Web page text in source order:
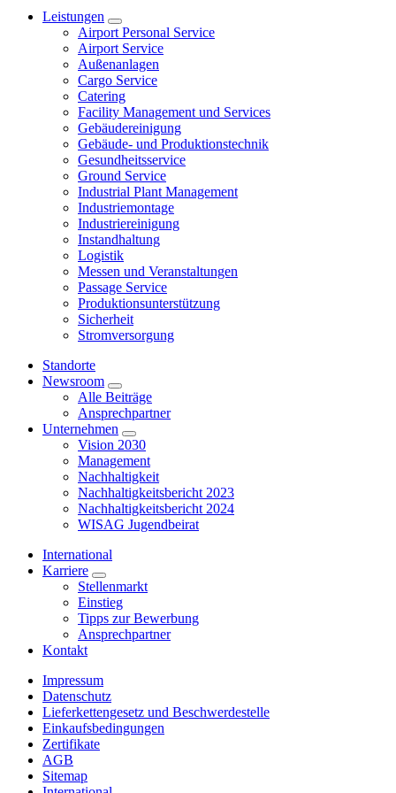
Leistungen
Airport Personal Service
Airport Service
Außenanlagen
Cargo Service
Catering
Facility Management und Services
Gebäudereinigung
Gebäude- und Produktionstechnik
Gesundheitsservice
Ground Service
Industrial Plant Management
Industriemontage
Industriereinigung
Instandhaltung
Logistik
Messen und Veranstaltungen
Passage Service
Produktionsunterstützung
Sicherheit
Stromversorgung
Standorte
Newsroom
Alle Beiträge
Ansprechpartner
Unternehmen
Vision 2030
Management
Nachhaltigkeit
Nachhaltigkeitsbericht 2023
Nachhaltigkeitsbericht 2024
WISAG Jugendbeirat
International
Karriere
Stellenmarkt
Einstieg
Tipps zur Bewerbung
Ansprechpartner
Kontakt
Impressum
Datenschutz
Lieferkettengesetz und Beschwerdestelle
Einkaufsbedingungen
Zertifikate
AGB
Sitemap